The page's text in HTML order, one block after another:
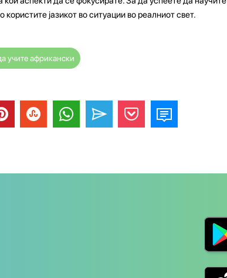
јазикот во ситуации во реалниот свет.
учите африкански